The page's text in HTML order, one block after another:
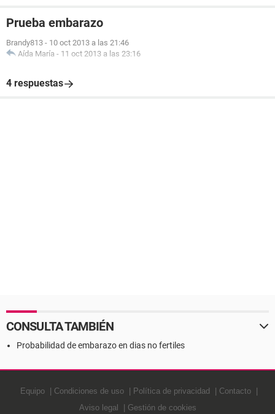
Prueba embarazo
Brandy813 - 10 oct 2013 a las 21:46
Aída María - 11 oct 2013 a las 23:16
4 respuestas
CONSULTA TAMBIÉN
Probabilidad de embarazo en dias no fertiles
Equipo Condiciones de uso Política de privacidad
Contacto
Aviso legal
Gestión de cookies